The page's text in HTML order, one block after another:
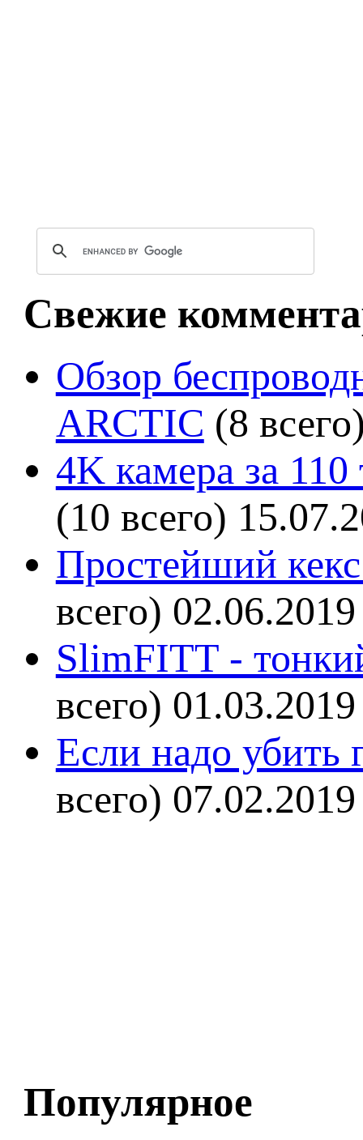
Свежие
Обзор
ARCTIC (8
4K камера за
(10 всего)
Простейший кекс
всего) 02.06.2019
SlimFITT -
всего) 01.03.2019
Если надо убить
всего) 07.02.2019
Популярное